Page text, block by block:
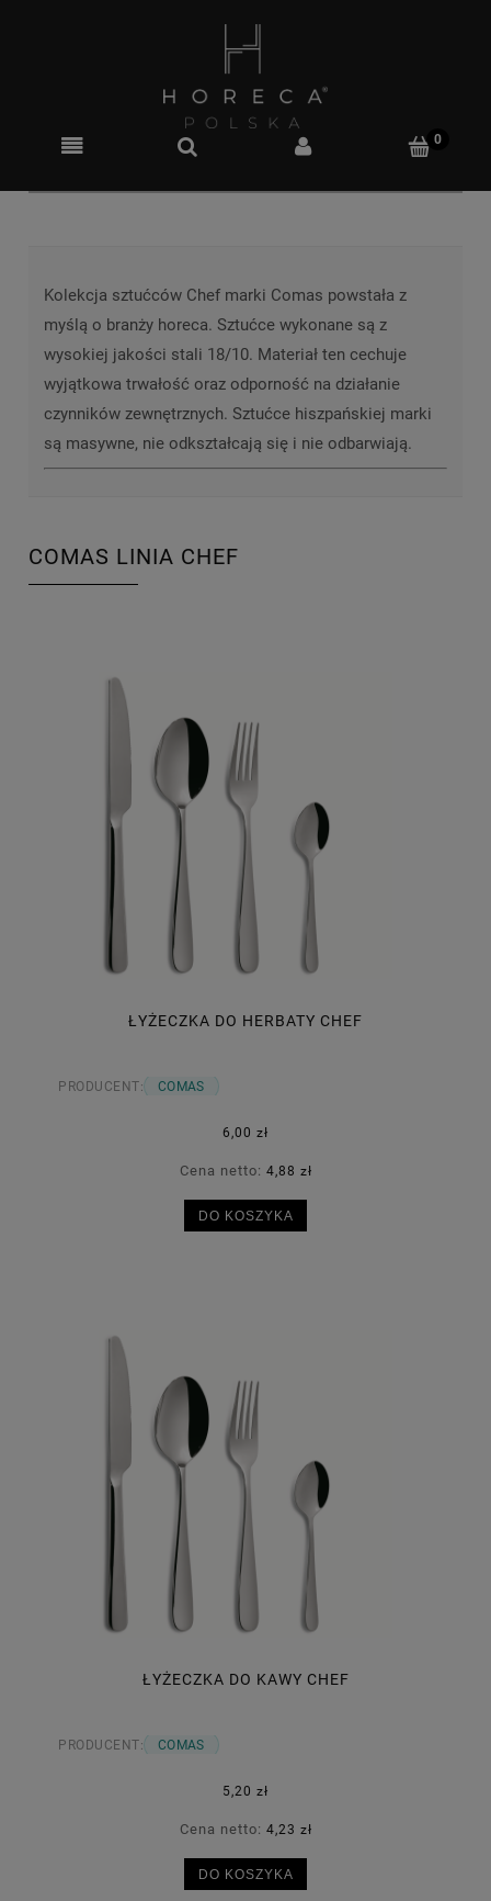
Kolekcja sztućców Chef marki Comas powstała z
myślą o branży horeca. Sztućce wykonane są z
wysokiej jakości stali 18/10. Materiał ten cechuje
wyjątkowa trwałość oraz odporność na działanie
czynników zewnętrznych. Sztućce hiszpańskiej marki
są masywne, nie odkształcają się i nie odbarwiają.
COMAS LINIA CHEF
ŁYŻECZKA DO HERBATY CHEF
PRODUCENT: COMAS
6,00 zł
Cena netto: 4,88 zł
DO KOSZYKA
ŁYŻECZKA DO KAWY CHEF
PRODUCENT: COMAS
5,20 zł
Cena netto: 4,23 zł
DO KOSZYKA